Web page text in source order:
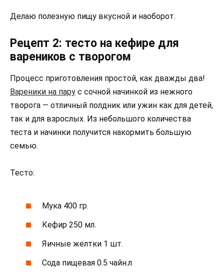
Делаю полезную пищу вкусной и наоборот.
Рецепт 2: тесто на кефире для
вареников с творогом
Процесс приготовления простой, как дважды два!
Вареники на пару с сочной начинкой из нежного
творога — отличный полдник или ужин как для детей,
так и для взрослых. Из небольшого количества
теста и начинки получится накормить большую
семью.
Тесто:
Мука 400 гр.
Кефир 250 мл.
Яичные желтки 1 шт.
Сода пищевая 0.5 чайн.л.